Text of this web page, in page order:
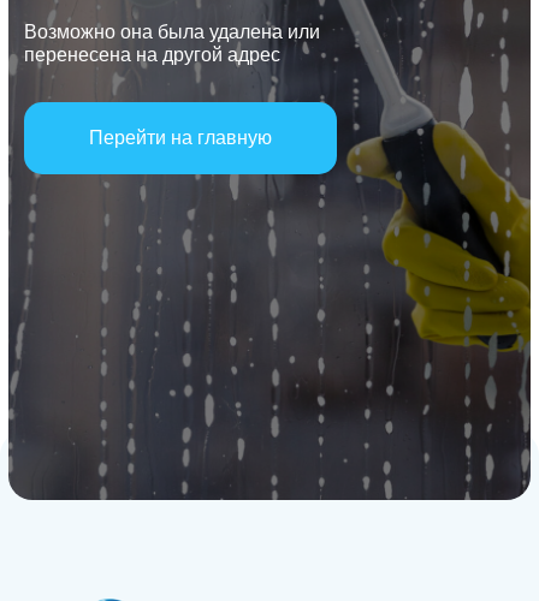
Возможно она была удалена или
перенесена на другой адрес
Перейти на главную